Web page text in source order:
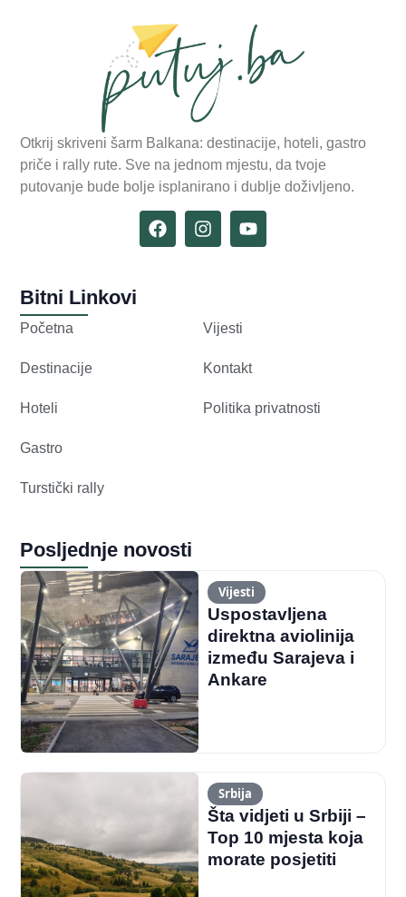
Otkrij skriveni šarm Balkana: destinacije, hoteli, gastro
priče i rally rute. Sve na jednom mjestu, da tvoje
putovanje bude bolje isplanirano i dublje doživljeno.
Bitni Linkovi
Početna
Destinacije
Hoteli
Gastro
Turstički rally
Vijesti
Kontakt
Politika privatnosti
Posljednje novosti
Vijesti
Uspostavljena
direktna aviolinija
između Sarajeva i
Ankare
Srbija
Šta vidjeti u Srbiji –
Top 10 mjesta koja
morate posjetiti